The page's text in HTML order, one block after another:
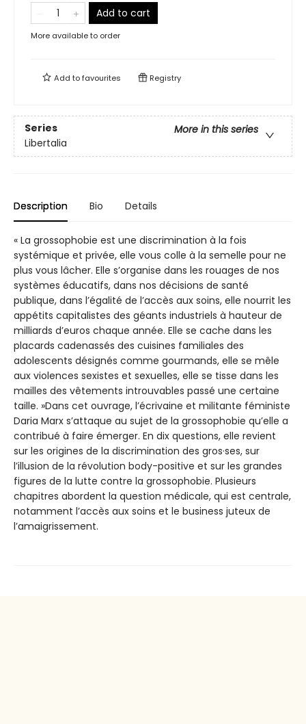
Add to cart
More available to order
Add tofavourites Registry
Series
More in this series
Libertalia
Description Bio Details
« La grossophobie est une discrimination à la fois
systémique et privée, elle vous colle à la semelle pour ne
plus vous lâcher. Elle s’organise dans les rouages de nos
systèmes éducatifs, dans nos décisions de santé
publique, dans l’égalité de l’accès aux soins, elle nourrit les
appétits capitalistes des géants industriels à hauteur de
milliards d’euros chaque année. Elle se cache dans les
placards cadenassés des cuisines familiales des
adolescents désignés comme gourmands, elle se mêle
aux violences sexistes et sexuelles, elle se tisse dans les
mailles des vêtements introuvables passé une certaine
taille. »Dans cet ouvrage, l’écrivaine et militante féministe
Daria Marx s’attaque au sujet de la grossophobie qu’elle a
contribué à faire émerger. En dix questions, elle revient
sur les origines de la discrimination des gros·ses, sur
l’illusion de la révolution body-positive et sur les grandes
figures de la lutte contre la grossophobie. Plusieurs
chapitres abordent la question médicale, qui est centrale,
notamment l’accès aux soins et le business juteux de
l’amaigrissement.